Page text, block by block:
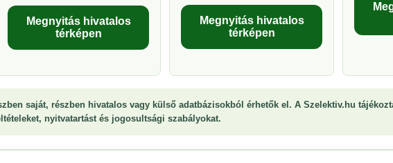
Megnyitás hivatalos
térképen
Megnyitás hivatalos
térképen
saját, részben hivatalos vagy külső adatbázisokból érhetők el. A Szelektiv.hu
nyitvatartást és jogosultsági szabályokat.